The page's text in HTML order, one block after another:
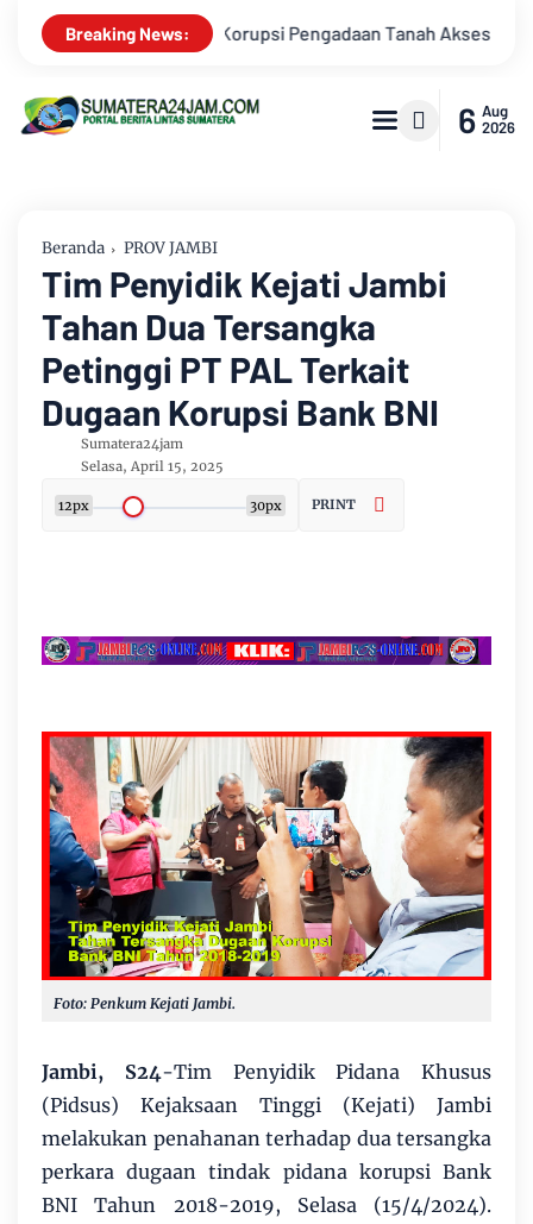
Breaking News:
Pelabuhan Ujung Jabung Ke Penuntut Umum Putra
6 Aug
2026
Beranda PROV JAMBI
Tim Penyidik Kejati Jambi
Tahan Dua Tersangka
Petinggi PT PAL Terkait
Dugaan Korupsi Bank BNI
Sumatera24jam
Selasa, April 15, 2025
12px 30px PRINT
Foto: Penkum Kejati Jambi.
Jambi, S24-Tim Penyidik Pidana Khusus
(Pidsus) Kejaksaan Tinggi (Kejati) Jambi
melakukan penahanan terhadap dua tersangka
perkara dugaan tindak pidana korupsi Bank
BNI Tahun 2018-2019, Selasa (15/4/2024).